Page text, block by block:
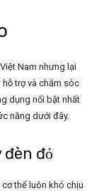
Nam nhưng lại
hỗ trợ và chăm sóc
dụng nổi bật nhất
năng dưới đây.
đèn đỏ
thể luôn khó chịu